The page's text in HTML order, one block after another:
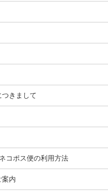
きまして
コポス便の利用方法
案内